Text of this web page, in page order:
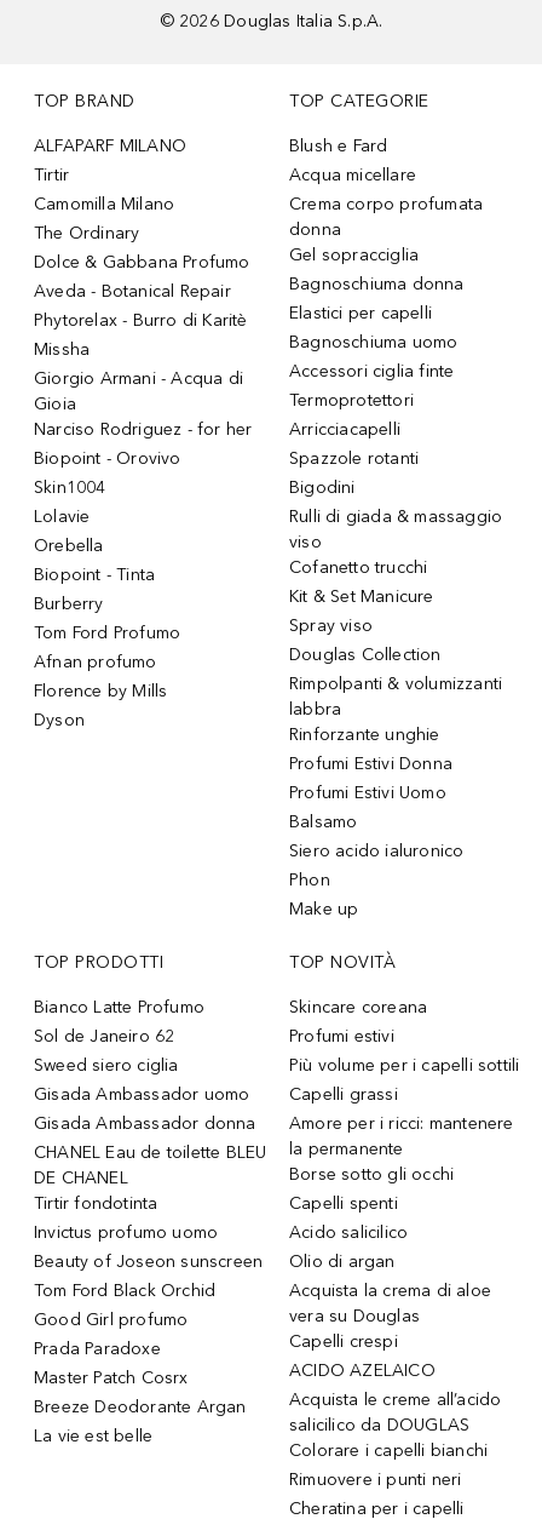
© 2026 Douglas Italia S.p.A.
TOP BRAND
ALFAPARF MILANO
Tirtir
Camomilla Milano
The Ordinary
Dolce & Gabbana Profumo
Aveda - Botanical Repair
Phytorelax - Burro di Karitè
Missha
Giorgio Armani - Acqua di
Gioia
Narciso Rodriguez - for her
Biopoint - Orovivo
Skin1004
Lolavie
Orebella
Biopoint - Tinta
Burberry
Tom Ford Profumo
Afnan profumo
Florence by Mills
Dyson
TOP CATEGORIE
Blush e Fard
Acqua micellare
Crema corpo profumata
donna
Gel sopracciglia
Bagnoschiuma donna
Elastici per capelli
Bagnoschiuma uomo
Accessori ciglia finte
Termoprotettori
Arricciacapelli
Spazzole rotanti
Bigodini
Rulli di giada & massaggio
viso
Cofanetto trucchi
Kit & Set Manicure
Spray viso
Douglas Collection
Rimpolpanti & volumizzanti
labbra
Rinforzante unghie
Profumi Estivi Donna
Profumi Estivi Uomo
Balsamo
Siero acido ialuronico
Phon
Make up
TOP PRODOTTI
Bianco Latte Profumo
Sol de Janeiro 62
Sweed siero ciglia
Gisada Ambassador uomo
Gisada Ambassador donna
CHANEL Eau de toilette BLEU
DE CHANEL
Tirtir fondotinta
Invictus profumo uomo
Beauty of Joseon sunscreen
Tom Ford Black Orchid
Good Girl profumo
Prada Paradoxe
Master Patch Cosrx
Breeze Deodorante Argan
La vie est belle
TOP NOVITÀ
Skincare coreana
Profumi estivi
Più volume per i capelli sottili
Capelli grassi
Amore per i ricci: mantenere
la permanente
Borse sotto gli occhi
Capelli spenti
Acido salicilico
Olio di argan
Acquista la crema di aloe
vera su Douglas
Capelli crespi
ACIDO AZELAICO
Acquista le creme all’acido
salicilico da DOUGLAS
Colorare i capelli bianchi
Rimuovere i punti neri
Cheratina per i capelli